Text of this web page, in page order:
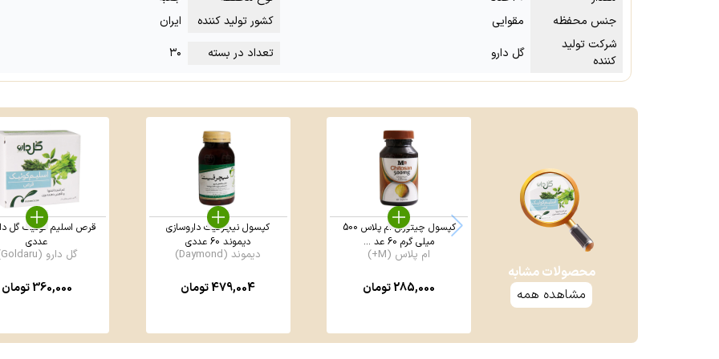
جنس محفظه
مقوایی کشور تولید کننده
ایران
شرکت تولید
کننده
گل دارو تعداد در بسته ۳۰
محصولات مشابه
مشاهده همه
کپسول چیتوزان ام پلاس 500
میلی گرم 60 عد ...
ام پلاس (M+)
285,000تومان
کپسول نیچرفیت داروسازی
دیموند 60 عددی
دیموند (Daymond)
479,004تومان
عددی
گل دارو (Goldaru)
360,000تومان